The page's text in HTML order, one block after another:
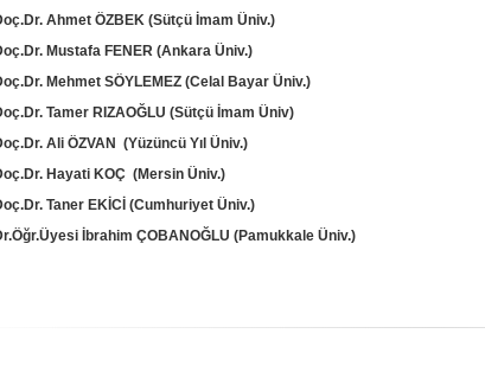
Ahmet ÖZBEK (Sütçü İmam Üniv.)
Mustafa FENER (Ankara Üniv.)
Mehmet SÖYLEMEZ (Celal Bayar Üniv.)
Tamer RIZAOĞLU (Sütçü İmam Üniv)
Ali ÖZVAN (Yüzüncü Yıl Üniv.)
Hayati KOÇ (Mersin Üniv.)
Taner EKİCİ (Cumhuriyet Üniv.)
İbrahim ÇOBANOĞLU (Pamukkale Üniv.)